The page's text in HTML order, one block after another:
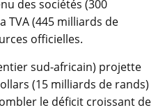
des sociétés (300
TVA (445 milliards de
officielles.
sud-africain) projette
(15 milliards de rands)
le déficit croissant de